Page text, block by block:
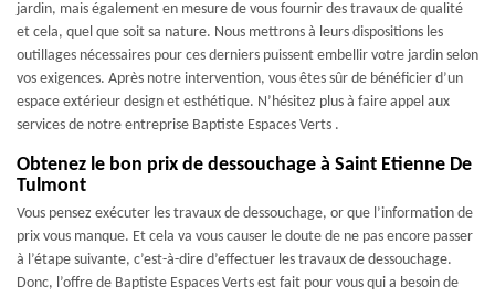
jardin, mais également en mesure de vous fournir des travaux de qualité
et cela, quel que soit sa nature. Nous mettrons à leurs dispositions les
outillages nécessaires pour ces derniers puissent embellir votre jardin selon
vos exigences. Après notre intervention, vous êtes sûr de bénéficier d’un
espace extérieur design et esthétique. N’hésitez plus à faire appel aux
services de notre entreprise Baptiste Espaces Verts .
Obtenez le bon prix de dessouchage à Saint Etienne De
Tulmont
Vous pensez exécuter les travaux de dessouchage, or que l’information de
prix vous manque. Et cela va vous causer le doute de ne pas encore passer
à l’étape suivante, c’est-à-dire d’effectuer les travaux de dessouchage.
Donc, l’offre de Baptiste Espaces Verts est fait pour vous qui a besoin de